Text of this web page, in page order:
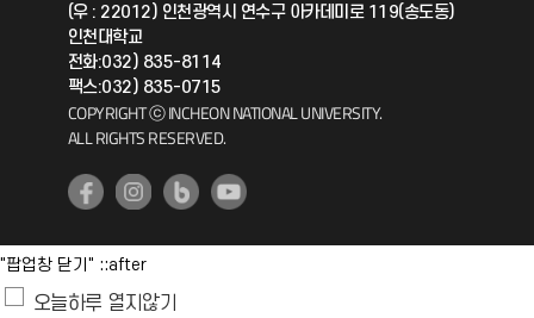
공자아카데미
기초교육원
사회봉사센터
(우 : 22012) 인천광역시 연수구 아카데미로 119(송도동)
인천대학교
전화:032) 835-8114
팩스:032) 835-0715
COPYRIGHT ⓒ INCHEON NATIONAL UNIVERSITY.
ALL RIGHTS RESERVED.
"팝업창 닫기" ::after
오늘하루 열지않기